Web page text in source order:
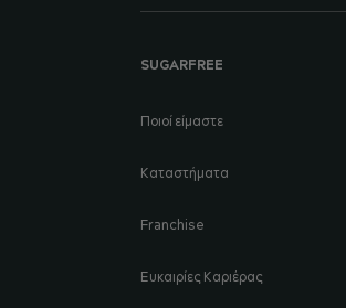
SUGARFREE
Ποιοί είμαστε
Καταστήματα
Franchise
Ευκαιρίες Καριέρας